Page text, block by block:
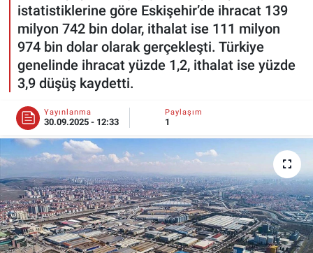
istatistiklerine göre Eskişehir’de ihracat 139
milyon 742 bin dolar, ithalat ise 111 milyon
974 bin dolar olarak gerçekleşti. Türkiye
genelinde ihracat yüzde 1,2, ithalat ise yüzde
3,9 düşüş kaydetti.
Yayınlanma
30.09.2025 - 12:33
Paylaşım
1
TEKNOLOJİ
YEMEK
ESKİŞEHİR NÖBETÇİ ECZANELER
Eskişehir Haber İçerikleri
Eskişehir Hava Durumu
Eskişehir Tramvay Saatleri
Eskişehir Otobüs Saatleri
Son Dakika Haberleri
Haber Arşivi